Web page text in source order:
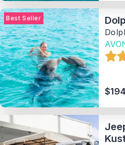
Best Seller